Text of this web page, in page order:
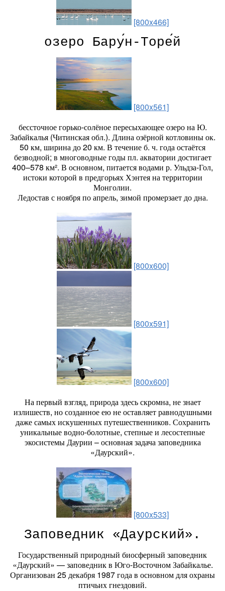
[800x466]
озеро Бару́н-Торе́й
[800x561]
бессточное горько-солёное пересыхающее озеро на Ю.
Забайкалья (Читинская обл.). Длина озёрной котловины ок.
50 км, ширина до 20 км. В течение б. ч. года остаётся
безводной; в многоводные годы пл. акватории достигает
400–578 км². В основном, питается водами р. Ульдза-Гол,
истоки которой в предгорьях Хэнтея на территории
Монголии.
Ледостав с ноября по апрель, зимой промерзает до дна.
[800x600]
[800x591]
[800x600]
На первый взгляд, природа здесь скромна, не знает
излишеств, но созданное ею не оставляет равнодушными
даже самых искушенных путешественников. Сохранить
уникальные водно-болотные, степные и лесостепные
экосистемы Даурии – основная задача заповедника
«Даурский».
[800x533]
Заповедник «Даурский».
Государственный природный биосферный заповедник
«Даурский» — заповедник в Юго-Восточном Забайкалье.
Организован 25 декабря 1987 года в основном для охраны
птичьих гнездовий.